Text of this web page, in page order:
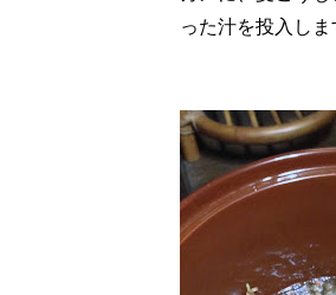
った汁を投入し